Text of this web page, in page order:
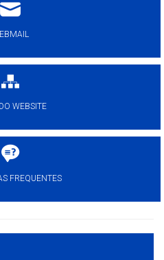
WEBSITE
FREQUENTES